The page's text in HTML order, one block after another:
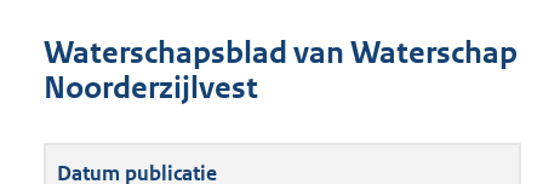
Waterschapsblad van Waterschap
Noorderzijlvest